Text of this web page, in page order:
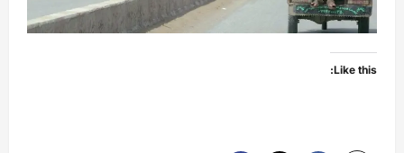
Like this: